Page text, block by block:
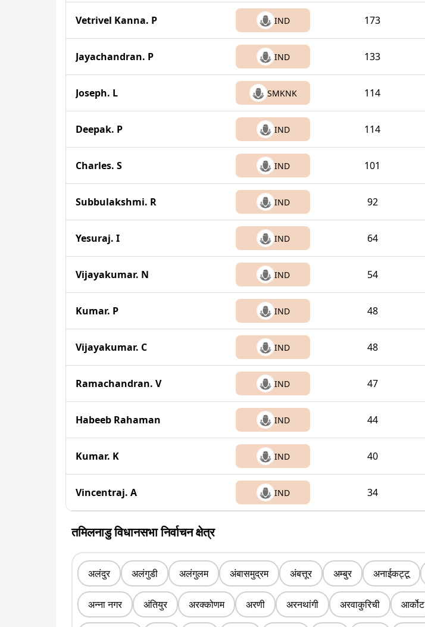
Vetrivel Kanna. P IND 173
Jayachandran. P IND 133
Joseph. L SMKNK 114
Deepak. P IND 114
Charles. S IND 101
Subbulakshmi. R IND 92
Yesuraj. I IND 64
Vijayakumar. N IND 54
Kumar. P IND 48
Vijayakumar. C IND 48
Ramachandran. V IND 47
Habeeb Rahaman IND 44
Kumar. K IND 40
Vincentraj. A IND 34
तमिलनाडु विधानसभा निर्वाचन क्षेत्र
अलंदुर अलंगुडी अलंगुलम अंबासमुद्रम अंबत्तूर अम्बुर अनाईकट्टू
अन्ना नगर अंतियुर अरक्कोणम अरणी अरनथांगी अरवाकुरिची आर्कोट